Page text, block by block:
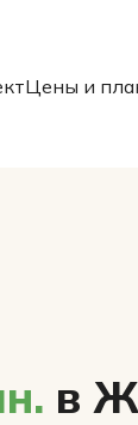
Цены и
в